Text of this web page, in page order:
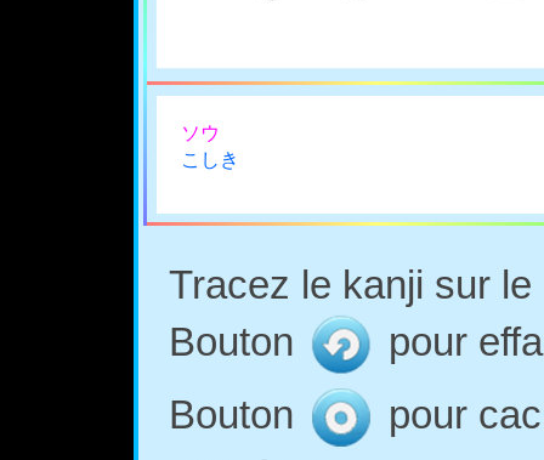
ソウ
こしき
Tracez le kanji sur
Bouton
pour
Bouton
pour